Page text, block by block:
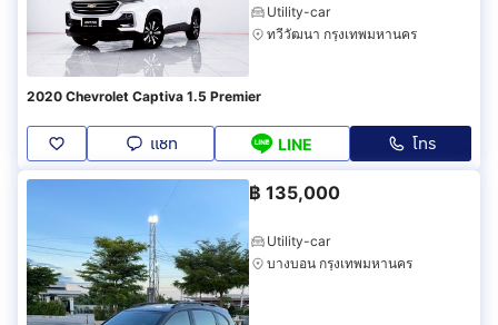
Utility-car
ทวีวัฒนา กรุงเทพมหานคร
2020 Chevrolet Captiva 1.5 Premier
แชท LINE โทร
฿ 135,000
Utility-car
บางบอน กรุงเทพมหานคร